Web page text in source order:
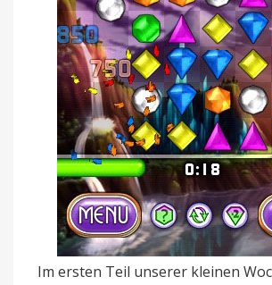
Im ersten Teil unserer kleinen